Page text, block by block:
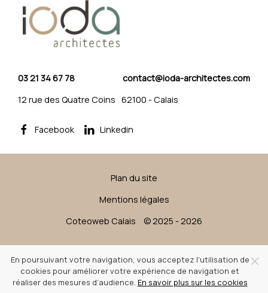
03 21 34 67 78
contact@ioda-architectes.com
12 rue des Quatre Coins 62100 -Calais
Facebook Linkedin
Plan du site
Mentions légales
Coteoweb Calais
© 2025 - 2026
En poursuivant votre navigation, vous acceptez l'utilisation de
cookies pour améliorer votre expérience de navigation et
réaliser des mesures d’audience. En savoir plus sur les cookies